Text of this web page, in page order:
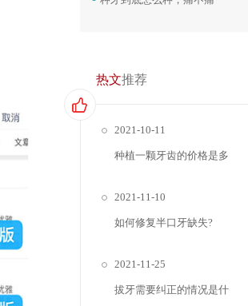
热文推荐
2021-10-11
种植一颗牙齿的价格是多
2021-11-10
如何修复半口牙缺失?
2021-11-25
拔牙需要纠正的情况是什